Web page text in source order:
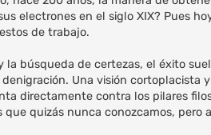
electrones en el siglo XIX? Pues
de trabajo.
búsqueda de certezas, el éxito
Una visión cortoplacista
directamente contra los pilares
quizás nunca conozcamos, pero